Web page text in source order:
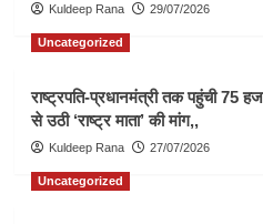
Kuldeep Rana 29/07/2026
Uncategorized
राष्ट्रपति-प्रधानमंत्री तक पहुंची 75
से उठी ‘राष्ट्र माता’ की मांग,,
Kuldeep Rana 27/07/2026
Uncategorized